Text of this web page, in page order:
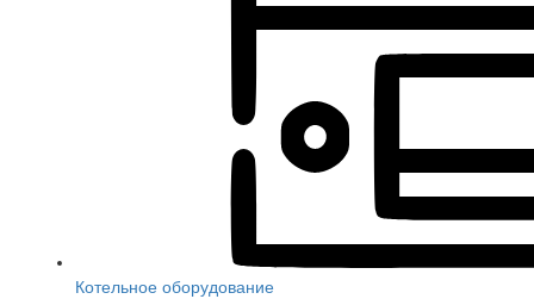
Котельное оборудование